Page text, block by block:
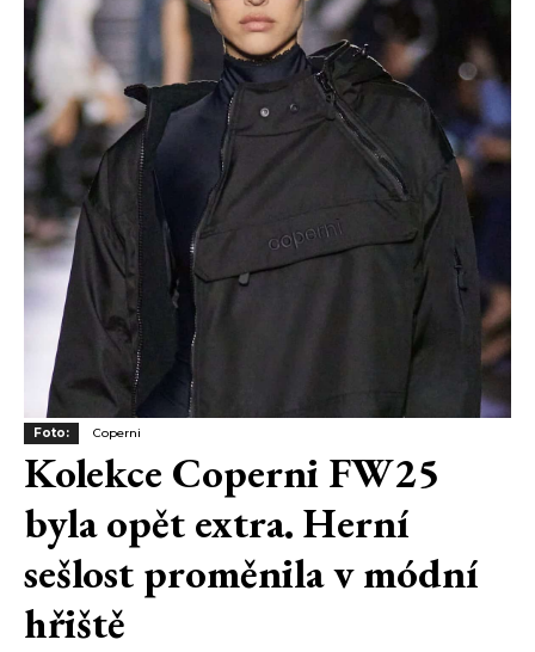
Foto: Coperni
Kolekce Coperni FW25
byla opět extra. Herní
sešlost proměnila v módní
hřiště